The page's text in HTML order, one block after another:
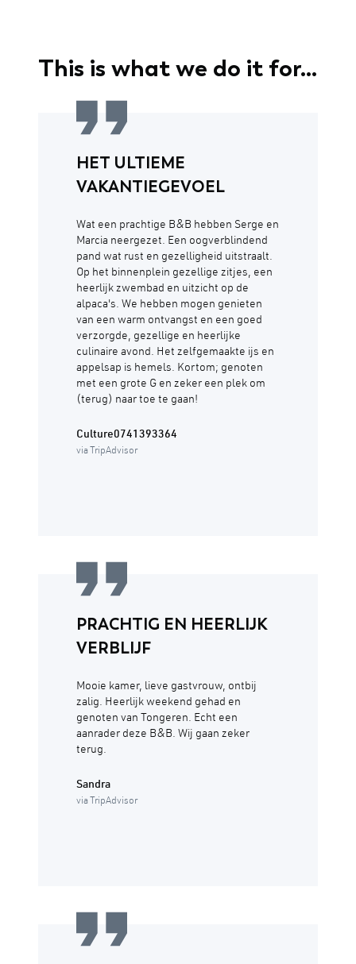
This is what we do it for...
HET ULTIEME
VAKANTIEGEVOEL
Wat een prachtige B&B hebben Serge en
Marcia neergezet. Een oogverblindend
pand wat rust en gezelligheid uitstraalt.
Op het binnenplein gezellige zitjes, een
heerlijk zwembad en uitzicht op de
alpaca's. We hebben mogen genieten
van een warm ontvangst en een goed
verzorgde, gezellige en heerlijke
culinaire avond. Het zelfgemaakte ijs en
appelsap is hemels. Kortom; genoten
met een grote G en zeker een plek om
(terug) naar toe te gaan!
Culture0741393364
via TripAdvisor
PRACHTIG EN HEERLIJK
VERBLIJF
Mooie kamer, lieve gastvrouw, ontbij
zalig. Heerlijk weekend gehad en
genoten van Tongeren. Echt een
aanrader deze B&B. Wij gaan zeker
terug.
Sandra
via TripAdvisor